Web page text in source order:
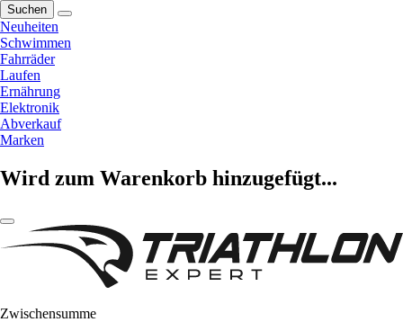
Suchen
Neuheiten
Schwimmen
Fahrräder
Laufen
Ernährung
Elektronik
Abverkauf
Marken
Wird zum Warenkorb hinzugefügt...
Zwischensumme